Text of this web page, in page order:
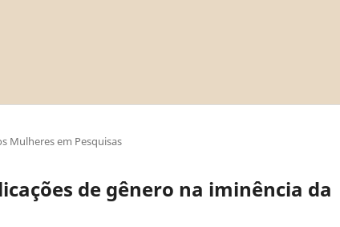
Mulheres em Pesquisas
de gênero na iminência da